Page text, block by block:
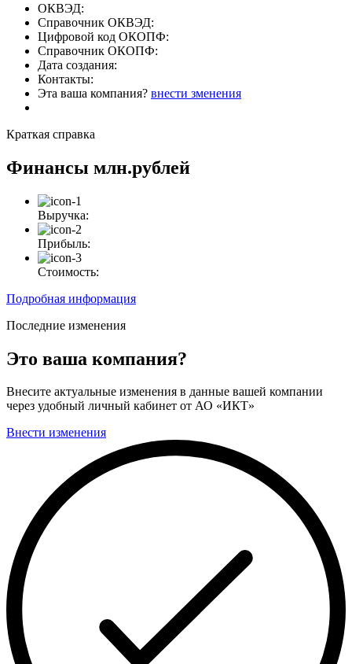
ОКВЭД:
Справочник ОКВЭД:
Цифровой код ОКОПФ:
Справочник ОКОПФ:
Дата создания:
Контакты:
Эта ваша компания? внести зменения
Краткая справка
Финансы млн.рублей
Выручка:
Прибыль:
Стоимость:
Подробная информация
Последние изменения
Это ваша компания?
Внесите актуальные изменения в данные вашей компании
через удобный личный кабинет от АО «ИКТ»
Внести изменения